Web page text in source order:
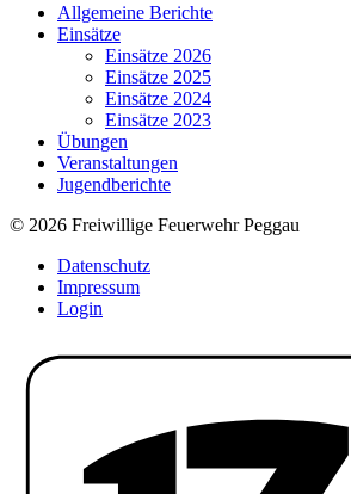
Allgemeine Berichte
Einsätze
Einsätze 2026
Einsätze 2025
Einsätze 2024
Einsätze 2023
Übungen
Veranstaltungen
Jugendberichte
© 2026 Freiwillige Feuerwehr Peggau
Datenschutz
Impressum
Login